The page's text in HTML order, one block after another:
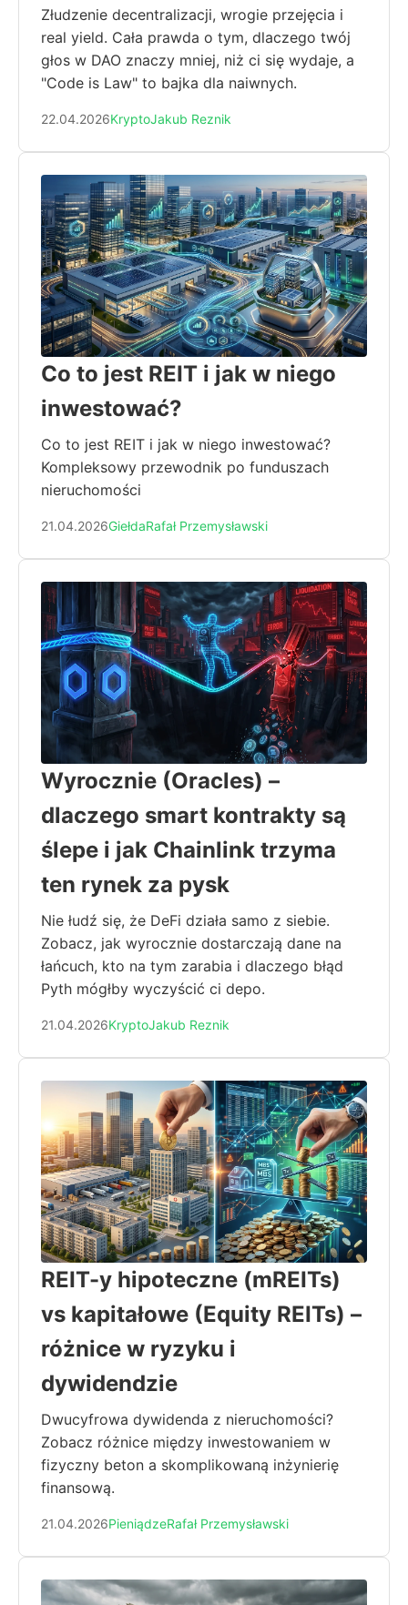
Złudzenie decentralizacji, wrogie przejęcia i
real yield. Cała prawda o tym, dlaczego twój
głos w DAO znaczy mniej, niż ci się wydaje, a
"Code is Law" to bajka dla naiwnych.
22.04.2026KryptoJakub Reznik
Co to jest REIT i jak w niego
inwestować?
Co to jest REIT i jak w niego inwestować?
Kompleksowy przewodnik po funduszach
nieruchomości
21.04.2026GiełdaRafał Przemysławski
Wyrocznie (Oracles) –
dlaczego smart kontrakty są
ślepe i jak Chainlink trzyma
ten rynek za pysk
Nie łudź się, że DeFi działa samo z siebie.
Zobacz, jak wyrocznie dostarczają dane na
łańcuch, kto na tym zarabia i dlaczego błąd
Pyth mógłby wyczyścić ci depo.
21.04.2026KryptoJakub Reznik
REIT-y hipoteczne (mREITs)
vs kapitałowe (Equity REITs) –
różnice w ryzyku i
dywidendzie
Dwucyfrowa dywidenda z nieruchomości?
Zobacz różnice między inwestowaniem w
fizyczny beton a skomplikowaną inżynierię
finansową.
21.04.2026PieniądzeRafał Przemysławski